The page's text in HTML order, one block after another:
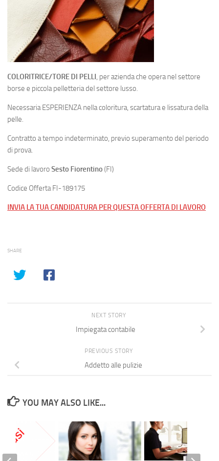
COLORITRICE/TORE DI PELLI, per azienda che opera nel settore
borse e piccola pelletteria del settore lusso.
Necessaria ESPERIENZA nella coloritura, scartatura e lissatura della
pelle.
Contratto a tempo indeterminato, previo superamento del periodo
di prova.
Sede di lavoro Sesto Fiorentino(FI)
Codice Offerta FI-189175
INVIA LA TUA CANDIDATURA PER QUESTA OFFERTA DI LAVORO
SHARE
NEXT STORY
Impiegata contabile
PREVIOUS STORY
Addetto alle pulizie
YOU MAY ALSO LIKE...